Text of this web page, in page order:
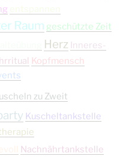
entspannen
Raum geschützte Zeit
Herz Inneres-
Kopfmensch
zu Zweit
Kuscheltankstelle
Nachnährtankstelle